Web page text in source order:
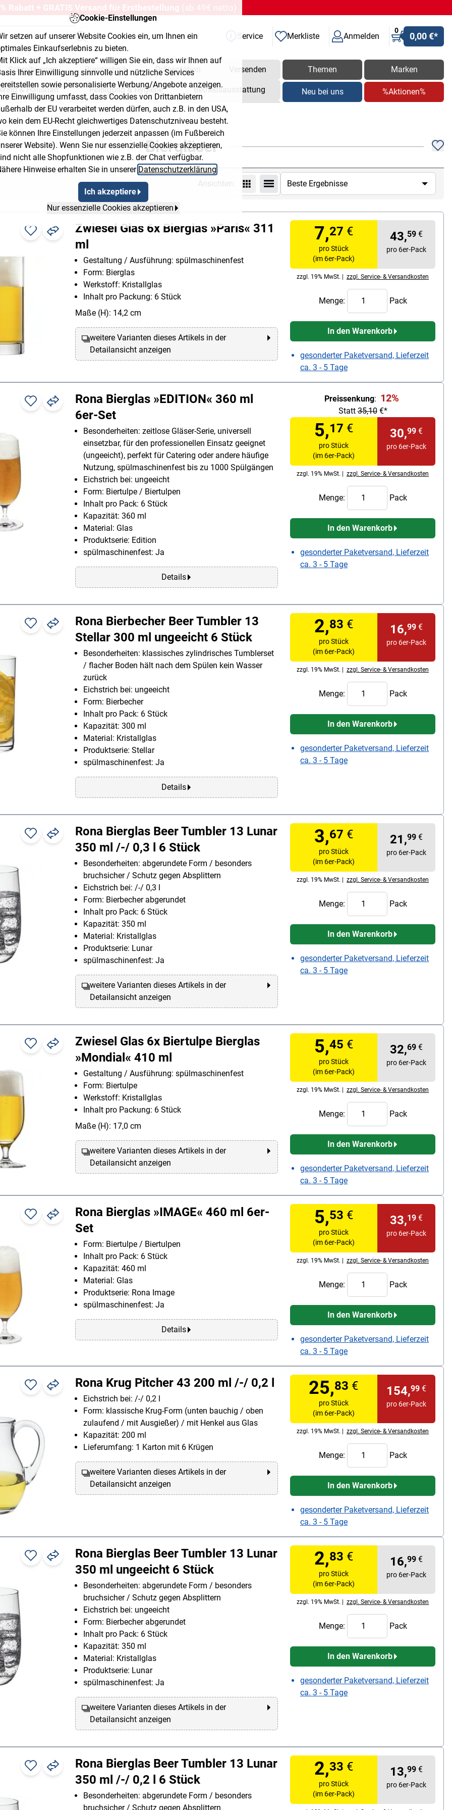
Cookie-Einstellungen
setzen auf unserer Website Cookies ein, um Ihnen ein
Einkaufserlebnis zu bieten.
Klick auf „Ich akzeptiere“ willigen Sie ein, dass wir Ihnen auf
Ihrer Einwilligung sinnvolle und nützliche Services
sowie personalisierte Werbung/Angebote anzeigen.
Einwilligung umfasst, dass Cookies von Drittanbietern
der EU verarbeitet werden dürfen, auch z.B. in den USA,
kein dem EU-Recht gleichwertiges Datenschutzniveau besteht.
können Ihre Einstellungen jederzeit anpassen (im Fußbereich
Website). Wenn Sie nur essenzielle Cookies akzeptieren,
nicht alle Shopfunktionen wie z.B. der Chat verfügbar.
Hinweise erhalten Sie in unserer Datenschutzerklärung
Ich akzeptiere
Nur essenzielle Cookies akzeptieren
Rabatt + GRATIS Versand für Erstbestellung (ab 49€ netto)
Service Merkliste Anmelden
0
0,00 €*
Schreibwaren Bürotechnik Präsentation Versenden
& Haushalt Reinigung & Hygiene Betriebsausstattung
& Baumarkt
Themen Marken
Neu bei uns %Aktionen%
2 Flyout Button 3
Biergläser
Ansichten:
Zwiesel Glas 6x Bierglas »Paris« 311
ml
Gestaltung / Ausführung: spülmaschinenfest
Form: Bierglas
Werkstoff: Kristallglas
Inhalt pro Packung: 6 Stück
Maße (H): 14,2 cm
weitere Varianten dieses Artikels in der
Detailansicht anzeigen
7,27 €
pro Stück
(im 6er-Pack)
43,59 €
pro 6er-Pack
zzgl. 19% MwSt. | zzgl. Service- & Versandkosten
Menge: Pack
In den Warenkorb
gesonderter Paketversand, Lieferzeit
ca. 3 - 5 Tage
Rona Bierglas »EDITION« 360 ml
6er-Set
Besonderheiten: zeitlose Gläser-Serie, universell
einsetzbar, für den professionellen Einsatz geeignet
(ungeeicht), perfekt für Catering oder andere häufige
Nutzung, spülmaschinenfest bis zu 1000 Spülgängen
Eichstrich bei: ungeeicht
Form: Biertulpe / Biertulpen
Inhalt pro Pack: 6 Stück
Kapazität: 360 ml
Material: Glas
Produktserie: Edition
spülmaschinenfest: Ja
Details
Preissenkung: 12%
Statt35,10€*
5,17 €
pro Stück
(im 6er-Pack)
30,99 €
pro 6er-Pack
zzgl. 19% MwSt. | zzgl. Service- & Versandkosten
Menge: Pack
In den Warenkorb
gesonderter Paketversand, Lieferzeit
ca. 3 - 5 Tage
Rona Bierbecher Beer Tumbler 13
Stellar 300 ml ungeeicht 6 Stück
Besonderheiten: klassisches zylindrisches Tumblerset
/ flacher Boden hält nach dem Spülen kein Wasser
zurück
Eichstrich bei: ungeeicht
Form: Bierbecher
Inhalt pro Pack: 6 Stück
Kapazität: 300 ml
Material: Kristallglas
Produktserie: Stellar
spülmaschinenfest: Ja
Details
2,83 €
pro Stück
(im 6er-Pack)
16,99 €
pro 6er-Pack
zzgl. 19% MwSt. | zzgl. Service- & Versandkosten
Menge: Pack
In den Warenkorb
gesonderter Paketversand, Lieferzeit
ca. 3 - 5 Tage
Rona Bierglas Beer Tumbler 13 Lunar
350 ml /-/ 0,3 l 6 Stück
Besonderheiten: abgerundete Form / besonders
bruchsicher / Schutz gegen Absplittern
Eichstrich bei: /-/ 0,3 l
Form: Bierbecher abgerundet
Inhalt pro Pack: 6 Stück
Kapazität: 350 ml
Material: Kristallglas
Produktserie: Lunar
spülmaschinenfest: Ja
weitere Varianten dieses Artikels in der
Detailansicht anzeigen
3,67 €
pro Stück
(im 6er-Pack)
21,99 €
pro 6er-Pack
zzgl. 19% MwSt. | zzgl. Service- & Versandkosten
Menge: Pack
In den Warenkorb
gesonderter Paketversand, Lieferzeit
ca. 3 - 5 Tage
Zwiesel Glas 6x Biertulpe Bierglas
»Mondial« 410 ml
Gestaltung / Ausführung: spülmaschinenfest
Form: Biertulpe
Werkstoff: Kristallglas
Inhalt pro Packung: 6 Stück
Maße (H): 17,0 cm
weitere Varianten dieses Artikels in der
Detailansicht anzeigen
5,45 €
pro Stück
(im 6er-Pack)
32,69 €
pro 6er-Pack
zzgl. 19% MwSt. | zzgl. Service- & Versandkosten
Menge: Pack
In den Warenkorb
gesonderter Paketversand, Lieferzeit
ca. 3 - 5 Tage
Rona Bierglas »IMAGE« 460 ml 6er-
Set
Form: Biertulpe / Biertulpen
Inhalt pro Pack: 6 Stück
Kapazität: 460 ml
Material: Glas
Produktserie: Rona Image
spülmaschinenfest: Ja
Details
5,53 €
pro Stück
(im 6er-Pack)
33,19 €
pro 6er-Pack
zzgl. 19% MwSt. | zzgl. Service- & Versandkosten
Menge: Pack
In den Warenkorb
gesonderter Paketversand, Lieferzeit
ca. 3 - 5 Tage
Rona Krug Pitcher 43 200 ml /-/ 0,2 l
Eichstrich bei: /-/ 0,2 l
Form: klassische Krug-Form (unten bauchig / oben
zulaufend / mit Ausgießer) / mit Henkel aus Glas
Kapazität: 200 ml
Lieferumfang: 1 Karton mit 6 Krügen
weitere Varianten dieses Artikels in der
Detailansicht anzeigen
25,83 €
pro Stück
(im 6er-Pack)
154,99 €
pro 6er-Pack
zzgl. 19% MwSt. | zzgl. Service- & Versandkosten
Menge: Pack
In den Warenkorb
gesonderter Paketversand, Lieferzeit
ca. 3 - 5 Tage
Rona Bierglas Beer Tumbler 13 Lunar
350 ml ungeeicht 6 Stück
Besonderheiten: abgerundete Form / besonders
bruchsicher / Schutz gegen Absplittern
Eichstrich bei: ungeeicht
Form: Bierbecher abgerundet
Inhalt pro Pack: 6 Stück
Kapazität: 350 ml
Material: Kristallglas
Produktserie: Lunar
spülmaschinenfest: Ja
weitere Varianten dieses Artikels in der
Detailansicht anzeigen
2,83 €
pro Stück
(im 6er-Pack)
16,99 €
pro 6er-Pack
zzgl. 19% MwSt. | zzgl. Service- & Versandkosten
Menge: Pack
In den Warenkorb
gesonderter Paketversand, Lieferzeit
ca. 3 - 5 Tage
Rona Bierglas Beer Tumbler 13 Lunar
350 ml /-/ 0,2 l 6 Stück
Besonderheiten: abgerundete Form / besonders
bruchsicher / Schutz gegen Absplittern
2,33 €
pro Stück
(im 6er-Pack)
13,99 €
pro 6er-Pack